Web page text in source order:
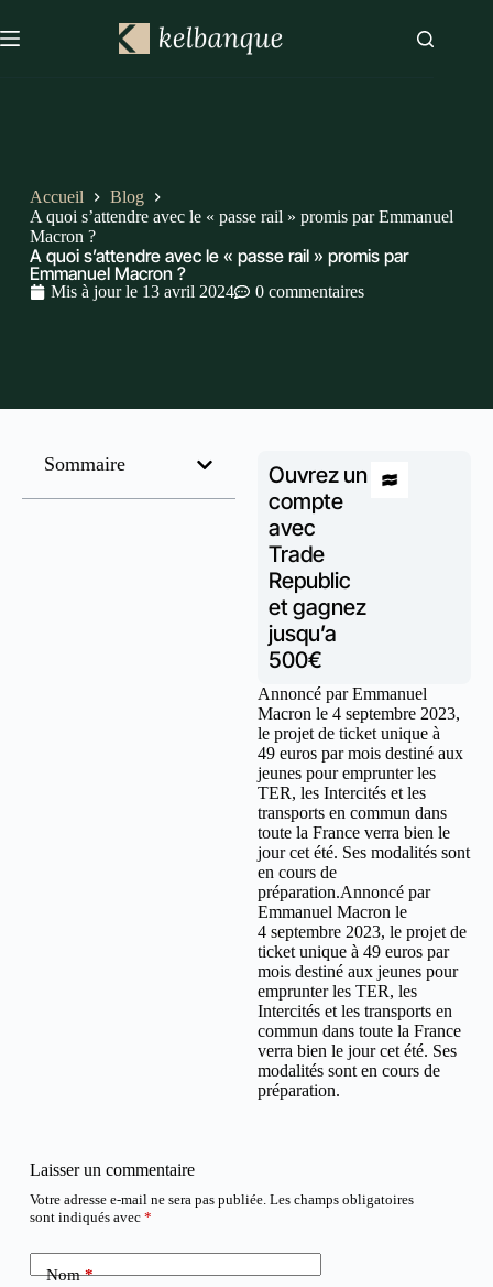
Accueil
Blog
A quoi s’attendre avec le « passe rail » promis par Emmanuel
Macron ?
A quoi s’attendre avec le « passe rail » promis par
Emmanuel Macron ?
Mis à jour le 13 avril 2024 0 commentaires
Sommaire
Ouvrez un
compte
avec
Trade
Republic
et gagnez
jusqu’a
500€
Annoncé par Emmanuel
Macron le 4 septembre 2023,
le projet de ticket unique à
49 euros par mois destiné aux
jeunes pour emprunter les
TER, les Intercités et les
transports en commun dans
toute la France verra bien le
jour cet été. Ses modalités sont
en cours de
préparation.Annoncé par
Emmanuel Macron le
4 septembre 2023, le projet de
ticket unique à 49 euros par
mois destiné aux jeunes pour
emprunter les TER, les
Intercités et les transports en
commun dans toute la France
verra bien le jour cet été. Ses
modalités sont en cours de
préparation.
Laisser un commentaire
Votre adresse e-mail ne sera pas publiée. Les champs obligatoires
sont indiqués avec *
Nom*